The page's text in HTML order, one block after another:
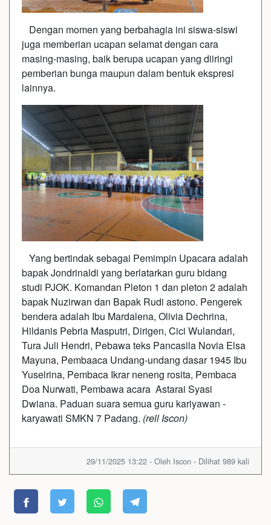
Dengan momen yang berbahagia ini siswa-siswi
juga memberian ucapan selamat dengan cara
masing-masing, baik berupa ucapan yang diiringi
pemberian bunga maupun dalam bentuk ekspresi
lainnya.
Yang bertindak sebagai Pemimpin Upacara adalah
bapak Jondrinaldi yang berlatarkan guru bidang
studi PJOK. Komandan Pleton 1 dan pleton 2 adalah
bapak Nuzirwan dan Bapak Rudi astono. Pengerek
bendera adalah Ibu Mardalena, Olivia Dechrina,
Hildanis Pebria Masputri, Dirigen, Cici Wulandari,
Tura Juli Hendri, Pebawa teks Pancasila Novia Elsa
Mayuna, Pembaaca Undang-undang dasar 1945 Ibu
Yuselrina, Pembaca Ikrar neneng rosita, Pembaca
Doa Nurwati, Pembawa acara Astarai Syasi
Dwiana. Paduan suara semua guru kariyawan -
karyawati SMKN 7 Padang. (rell Iscon)
29/11/2025 13:22 - Oleh Iscon - Dilihat 989 kali